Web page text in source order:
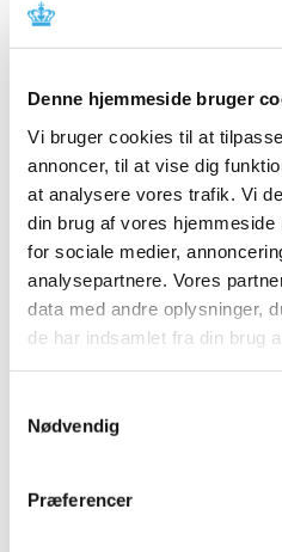
Denne hjemmeside bruger
Vi bruger cookies til at
annoncer, til at vise dig
at analysere vores trafik. Vi
din brug af vores
for sociale medier,
analysepartnere. Vores
data med andre oplysninger,
de har indsamlet fra din brug
Nødvendig
Præferencer
Vet. 100 mg/ml
opløsning
Aktivt stof:Lincomycin
ATC-kode:QJ01FF02
Forventet periode: Start maj
Årsag:Produktionsproblemer
Virksomhed:ScanVet Animal
Gå til Lægemiddelstyrelsens